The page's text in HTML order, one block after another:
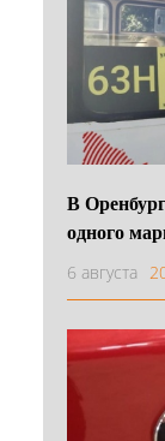
В
одного
6 августа